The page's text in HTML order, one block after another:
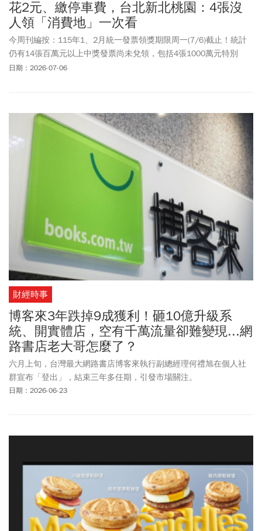
花2元、繳停車費，台北新北桃園：4張沒
人領「消費地」一次看
今周刊編按：115年1、2月統一發票領獎期限周一(7/6)截止！統計
仍有14張百萬元以上中獎發票尚未兌領，包括4張1000萬元特別
獎、3張200萬元特獎，還有7張100萬元雲端發票專屬獎。115年1、
餐廳，以及桃園龜山永豐停車場，消費金額介於39到1579元之間。
200萬元特獎也有3張發票未領，分別開在高雄市三民區7-ELEVEn察
哈爾一街、左營區樺達奶茶站前北路，以及仁武區可不可熟成紅茶
仁雄路。
日期：2026-07-06
財經時事
博客來3年跌掉9成獲利！砸10億升級系
統、開實體店，空有千萬流量卻難變現...網
路書店老大哥怎麼了？
六月上旬，台灣最大網路書店博客來執行副總經理何禮旭在個人社
群宣布「登出」，結束三年多任期，引發市場關注。
日期：2026-06-23